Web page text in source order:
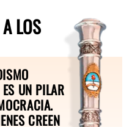
LOS
UN PILAR
CREEN